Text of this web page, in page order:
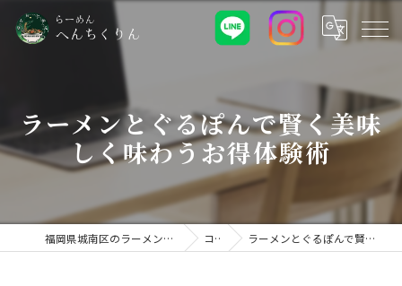
ラーメンとぐるぽんで賢く美味
しく味わうお得体験術
福岡県城南区のラーメンなららーめん へんちくりん コラム ラーメンとぐるぽんで賢く美味しく味わうお得体験術